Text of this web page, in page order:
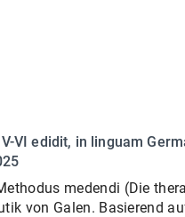
VI edidit, in linguam
medendi (Die
von Galen. Basierend